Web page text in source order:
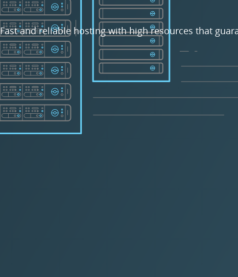
Fast and reliable hosting with high resources that